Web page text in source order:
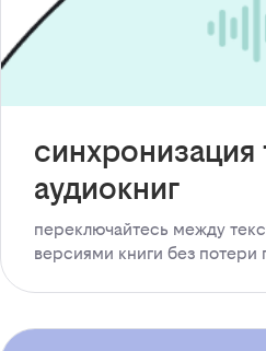
синхронизация
аудиокниг
переключайтесь между
версиями книги без потери